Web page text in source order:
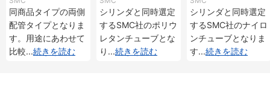
同商品タイプの両側
配管タイプとなりま
す。用途にあわせて
比較...続きを読む
シリンダと同時選定
するSMC社のポリウ
レタンチューブとな
り ...続きを読む
シリンダと同時選定
するSMC社のナイロ
ンチューブとなりま
す...続きを読む